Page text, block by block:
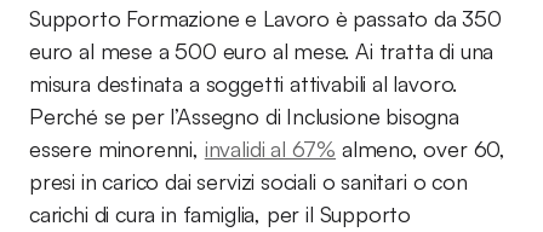
Supporto Formazione e Lavoro è passato da 350
euro al mese a 500 euro al mese. Ai tratta di una
misura destinata a soggetti attivabili al lavoro.
Perché se per l’Assegno di Inclusione bisogna
essere minorenni, invalidi al 67% almeno, over 60,
presi in carico dai servizi sociali o sanitari o con
carichi di cura in famiglia, per il Supporto